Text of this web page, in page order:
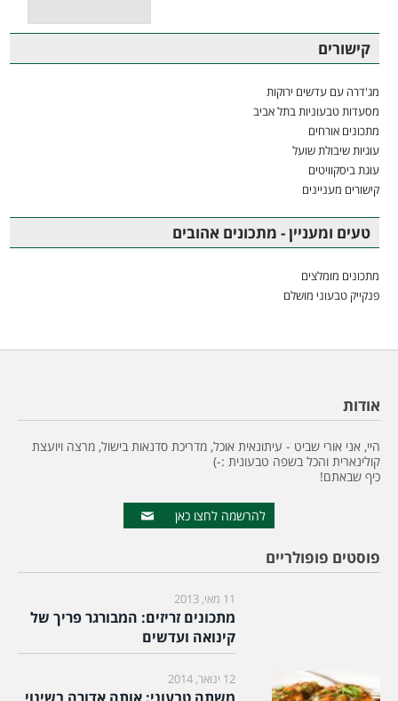
קישורים
מג'דרה עם עדשים ירוקות
מסעדות טבעוניות בתל אביב
מתכונים אורחים
עוגיות שיבולת שועל
עוגת ביסקוויטים
קישורים מעניינים
טעים ומעניין - מתכונים אהובים
מתכונים מומלצים
פנקייק טבעוני מושלם
אודות
היי, אני אורי שביט - עיתונאית אוכל, מדריכת סדנאות בישול, מרצה ויועצת
קולינארית והכל בשפה טבעונית :-)
כיף שבאתם!
להרשמה לחצו כאן
פוסטים פופולריים
11 מאי, 2013
מתכונים זריזים: המבורגר פריך של
קינואה ועדשים
12 ינואר, 2014